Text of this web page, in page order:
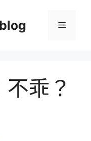
選
乖？